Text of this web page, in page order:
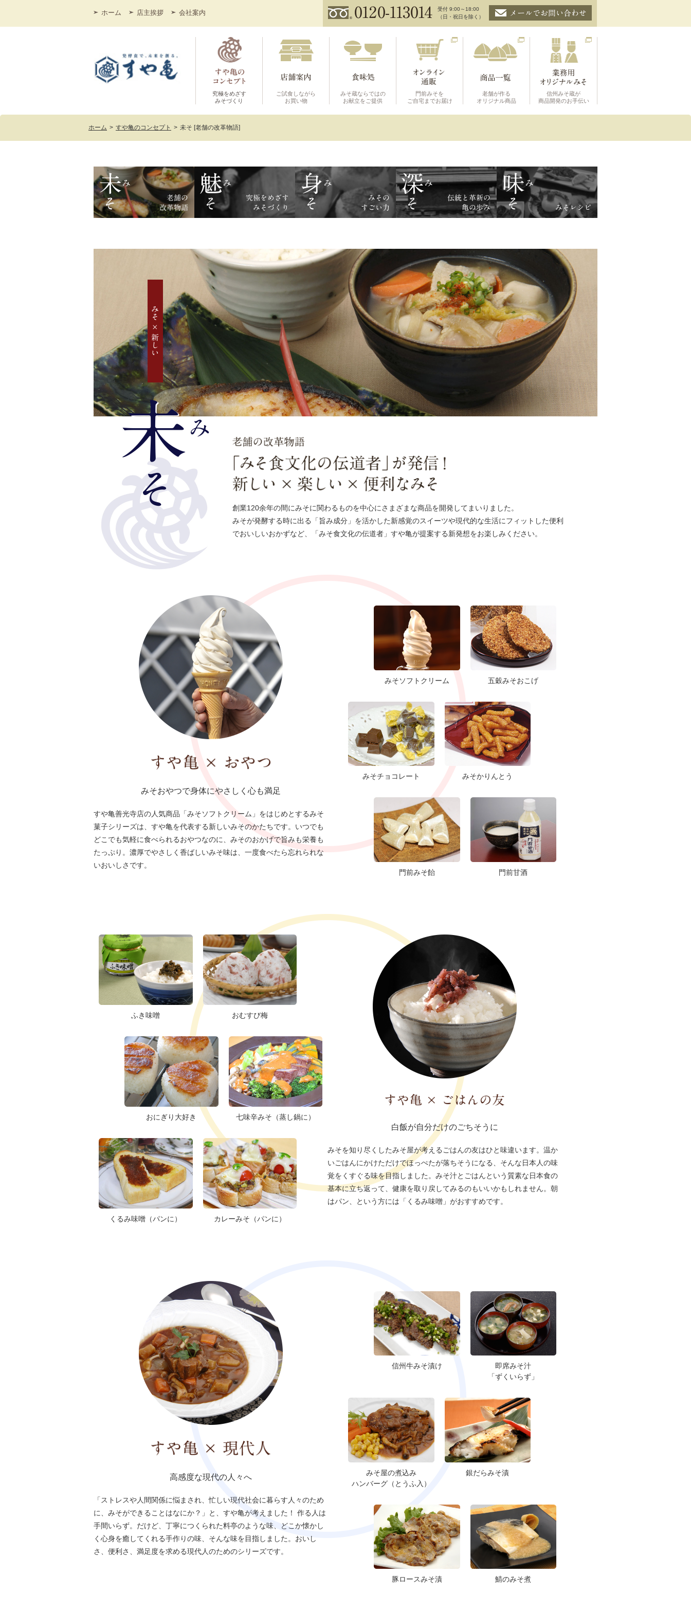
ホーム 店主挨拶 会社案内
受付 9:00～18:00
（日・祝日を除く）
究極をめざす
みそづくり
ご試食しながら
お買い物
みそ蔵ならではの
お献立をご提供
門前みそを
ご自宅までお届け
老舗が作る
オリジナル商品
信州みそ蔵が
商品開発のお手伝い
ホーム > すや亀のコンセプト > 未そ [老舗の改革物語]
創業120余年の間にみそに関わるものを中心にさまざまな商品を開発してまいりました。
みそが発酵する時に出る「旨み成分」を活かした新感覚のスイーツや現代的な生活にフィットした便利
でおいしいおかずなど、「みそ食文化の伝道者」すや亀が提案する新発想をお楽しみください。
みそおやつで身体にやさしく心も満足
すや亀善光寺店の人気商品「みそソフトクリーム」をはじめとするみそ
菓子シリーズは、すや亀を代表する新しいみそのかたちです。いつでも
どこでも気軽に食べられるおやつなのに、みそのおかげで旨みも栄養も
たっぷり。濃厚でやさしく香ばしいみそ味は、一度食べたら忘れられな
いおいしさです。
みそソフトクリーム 五穀みそおこげ
みそチョコレート みそかりんとう
門前みそ飴 門前甘酒
白飯が自分だけのごちそうに
みそを知り尽くしたみそ屋が考えるごはんの友はひと味違います。温か
いごはんにかけただけでほっぺたが落ちそうになる、そんな日本人の味
覚をくすぐる味を目指しました。みそ汁とごはんという質素な日本食の
基本に立ち返って、健康を取り戻してみるのもいいかもしれません。朝
はパン、という方には「くるみ味噌」がおすすめです。
ふき味噌 おむすび梅
おにぎり大好き 七味辛みそ（蒸し鍋に）
くるみ味噌（パンに） カレーみそ（パンに）
高感度な現代の人々へ
「ストレスや人間関係に悩まされ、忙しい現代社会に暮らす人々のため
に、みそができることはなにか？」と、すや亀が考えました！ 作る人は
手間いらず。だけど、丁寧につくられた料亭のような味、どこか懐かし
く心身を癒してくれる手作りの味、そんな味を目指しました。おいし
さ、便利さ、満足度を求める現代人のためのシリーズです。
信州牛みそ漬け
即席みそ汁
「ずくいらず」
みそ屋の煮込み
ハンバーグ（とうふ入）
銀だらみそ漬
豚ロースみそ漬 鯖のみそ煮